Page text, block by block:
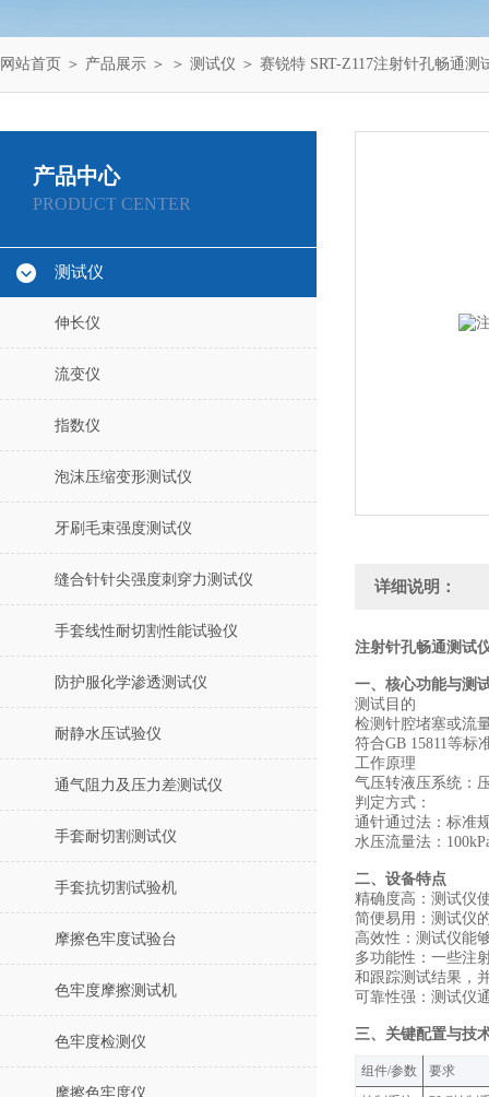
网站首页 ＞ 产品展示 ＞ ＞ 测试仪 ＞ 赛锐特 SRT-Z117注射针孔畅通测
产品中心
PRODUCT CENTER
测试仪
伸长仪
流变仪
指数仪
泡沫压缩变形测试仪
牙刷毛束强度测试仪
缝合针针尖强度刺穿力测试仪
手套线性耐切割性能试验仪
防护服化学渗透测试仪
耐静水压试验仪
通气阻力及压力差测试仪
手套耐切割测试仪
手套抗切割试验机
摩擦色牢度试验台
色牢度摩擦测试机
色牢度检测仪
摩擦色牢度仪
详细说明：
注射针孔畅通测试
一、核心功能与测
‌测试目的‌
检测针腔堵塞或流
符合‌GB 15811‌等标
‌工作原理‌
气压转液压系统‌：
‌判定方式‌：
通针通过法‌：标准
水压流量法‌：
二、设备特点
精确度高：测试仪
简便易用：测试仪
高效性：测试仪能
多功能性：一些注
和跟踪测试结果，
可靠性强：测试仪
三、关键配置与技
‌组件/参数‌
‌要求‌